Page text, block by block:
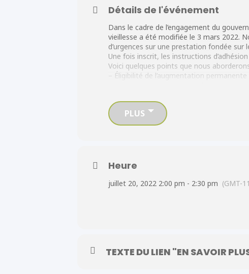
Détails de l'événement
Dans le cadre de l’engagement du
vieillesse a été modifiée le 3 mars 2022.
d’urgences sur une prestation fondée sur
Une fois inscrit, les instructions
Voici quelques points que nous
– Éligibilité de l’augmentation
– Changement des SRG ou des
– Comment renouveler ou faire une
PLUS
Heure
juillet 20, 2022 2:00 pm - 2:30 pm (GMT-
TEXTE DU LIEN "EN SAVOIR